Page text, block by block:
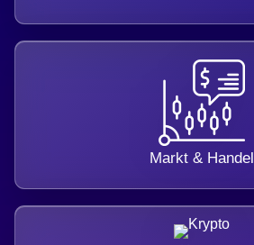
Markt & Handel